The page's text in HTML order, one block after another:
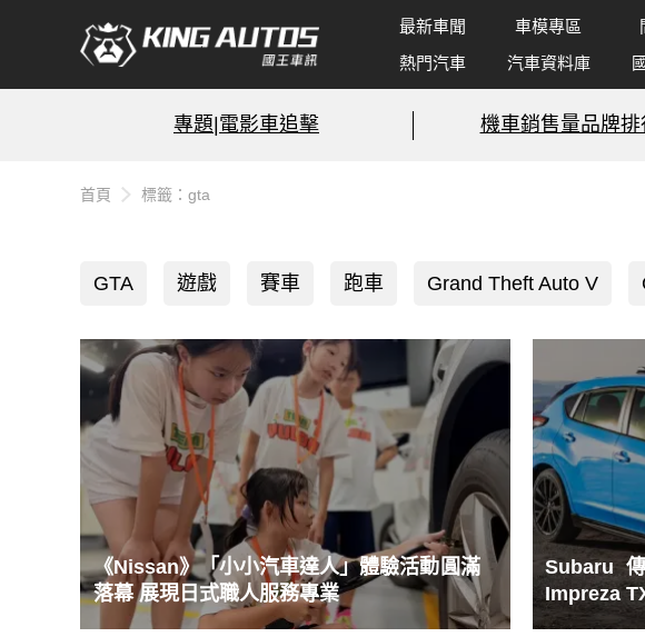
最新車聞 車模專區
熱門汽車
汽車資料庫
專題|電影車追擊 機車銷售量品牌排
首頁 標籤：gta
GTA 遊戲 賽車 跑車 Grand Theft Auto V
《Nissan》「小小汽車達人」體驗活動圓滿
落幕 展現日式職人服務專業
Subaru
Impreza